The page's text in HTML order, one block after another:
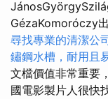
GézaKomoróczy
尋找專業的清潔公
鏽鋼水槽，耐用且
文檔價值非常重要
國電影製片人很快